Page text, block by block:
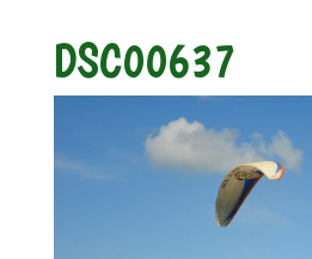
DSC00637